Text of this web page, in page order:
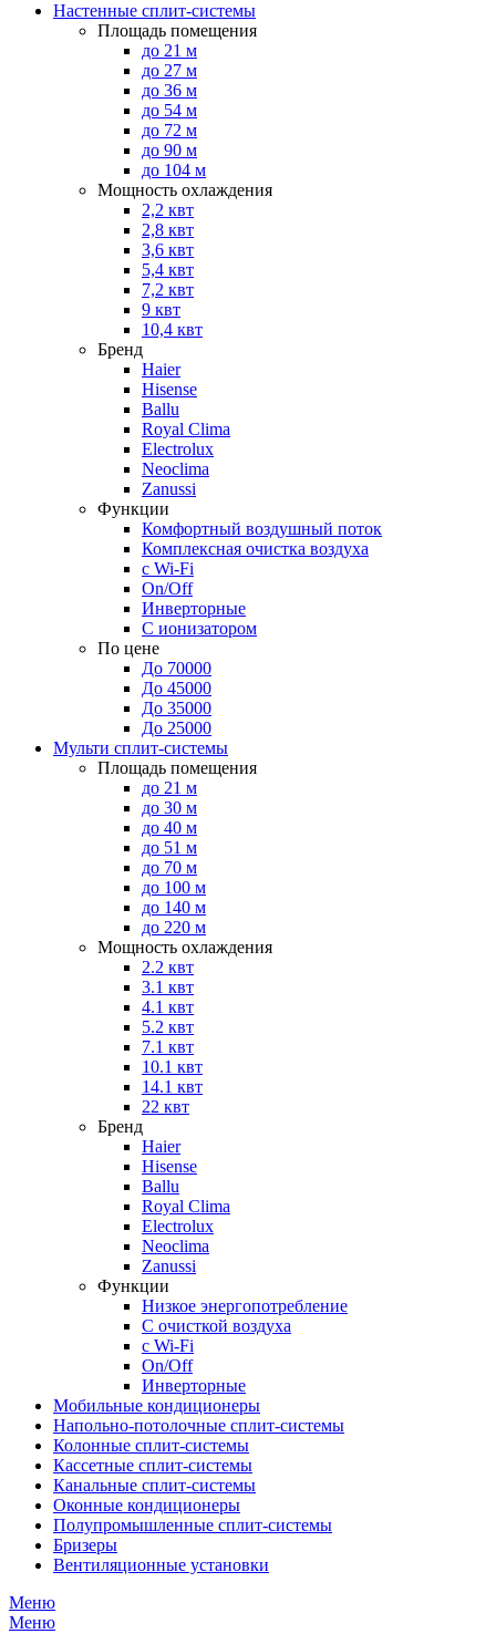
Настенные сплит-системы
Площадь помещения
до 21 м
до 27 м
до 36 м
до 54 м
до 72 м
до 90 м
до 104 м
Мощность охлаждения
2,2 квт
2,8 квт
3,6 квт
5,4 квт
7,2 квт
9 квт
10,4 квт
Бренд
Haier
Hisense
Ballu
Royal Clima
Electrolux
Neoclima
Zanussi
Функции
Комфортный воздушный поток
Комплексная очистка воздуха
с Wi-Fi
On/Off
Инверторные
С ионизатором
По цене
До 70000
До 45000
До 35000
До 25000
Мульти сплит-системы
Площадь помещения
до 21 м
до 30 м
до 40 м
до 51 м
до 70 м
до 100 м
до 140 м
до 220 м
Мощность охлаждения
2.2 квт
3.1 квт
4.1 квт
5.2 квт
7.1 квт
10.1 квт
14.1 квт
22 квт
Бренд
Haier
Hisense
Ballu
Royal Clima
Electrolux
Neoclima
Zanussi
Функции
Низкое энергопотребление
С очисткой воздуха
с Wi-Fi
On/Off
Инверторные
Мобильные кондиционеры
Напольно-потолоч​ные ​сплит-системы
Колонные ​​сплит-системы
Кассетные сплит-системы
Канальные сплит-системы
Оконные кондиционеры
Полупромышленные сплит-системы
Бризеры
Вентиляционные установки
Меню
Меню